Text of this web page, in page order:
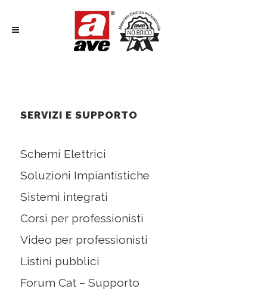
SERVIZI E SUPPORTO
Schemi Elettrici
Soluzioni Impiantistiche
Sistemi integrati
Corsi per professionisti
Video per professionisti
Listini pubblici
Forum Cat – Supporto